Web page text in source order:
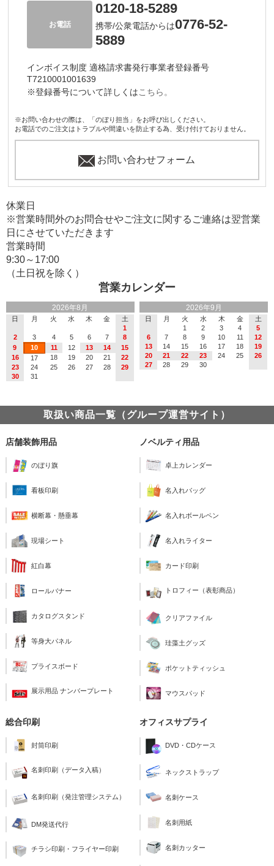
お電話
0120-18-5289
携帯/公衆電話からは0776-52-
5889
インボイス制度 適格請求書発行事業者登録番号
T7210001001639
※登録番号について詳しくはこちら。
※お問い合わせの際は、「のぼり担当」をお呼び出しください。
お電話でのご注文はトラブルや間違いを防止する為、受け付けておりません。
お問い合わせフォーム
営業カレンダー
2026年8月
日 月 火 水 木 金
土
1
2
3 4 5 6 7
8
9
10 11 12 13 14
15
16
17 18 19 20 21
22
23
24 25 26 27 28
29
30
31
2026年9月
日 月 火 水 木 金
土
1
2 3 4
5
6
7 8 9 10 11
12
13
14 15 16 17 18
19
20
21 22 23 24 25
26
27
28 29 30
休業日
※営業時間外のお問合せやご注文に関するご連絡は翌営業
日にさせていただきます
営業時間
9:30～17:00
（土日祝を除く）
取扱い商品一覧（グループ運営サイト）
店舗装飾用品
のぼり旗
看板印刷
横断幕・懸垂幕
現場シート
紅白幕
ロールバナー
カタログスタンド
等身大パネル
プライスボード
展示用品 ナンバープレート
ノベルティ用品
卓上カレンダー
名入れバッグ
名入れボールペン
名入れライター
カード印刷
トロフィー（表彰商品）
クリアファイル
珪藻土グッズ
ポケットティッシュ
マウスパッド
総合印刷
封筒印刷
名刺印刷（データ入稿）
名刺印刷（発注管理システム）
DM発送代行
チラシ印刷・フライヤー印刷
オフィスサプライ
DVD・CDケース
ネックストラップ
名刺ケース
名刺用紙
名刺カッター